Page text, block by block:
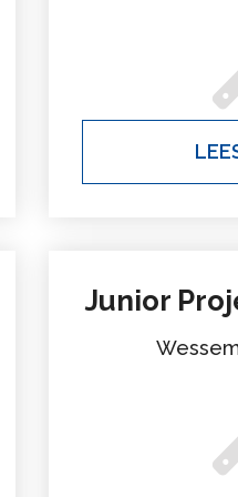
Junior